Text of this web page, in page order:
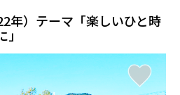
年）テーマ「楽しいひと時